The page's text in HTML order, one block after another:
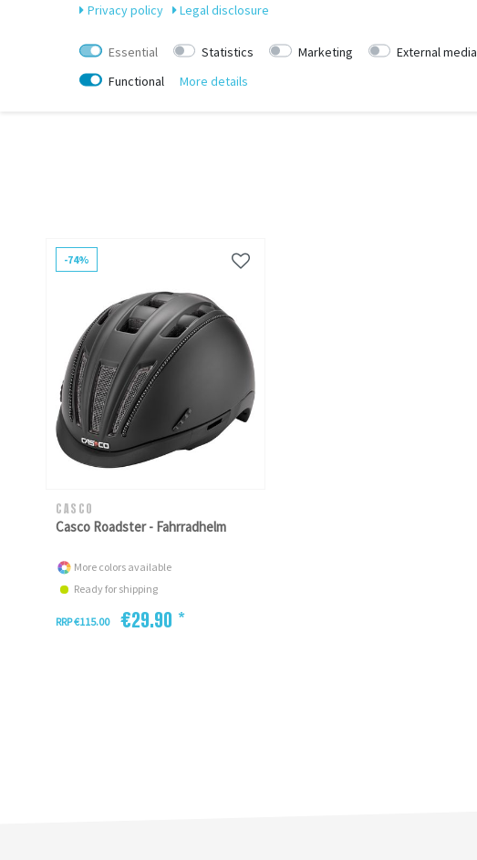
-74%
CASCO
Casco Roadster - Fahrradhelm
More colors available
Ready for shipping
RRP €115.00 €29.90 *
Privacy policy
Legal disclosure
Essential Statistics Marketing External media
Functional
More details